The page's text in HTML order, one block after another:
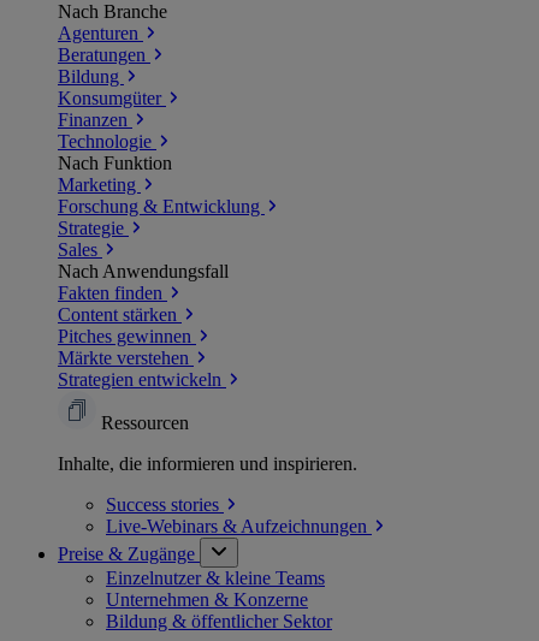
Nach Branche
Agenturen
Beratungen
Bildung
Konsumgüter
Finanzen
Technologie
Nach Funktion
Marketing
Forschung & Entwicklung
Strategie
Sales
Nach Anwendungsfall
Fakten finden
Content stärken
Pitches gewinnen
Märkte verstehen
Strategien entwickeln
Ressourcen
Inhalte, die informieren und inspirieren.
Success stories
Live-Webinars & Aufzeichnungen
Preise & Zugänge
Einzelnutzer & kleine Teams
Unternehmen & Konzerne
Bildung & öffentlicher Sektor